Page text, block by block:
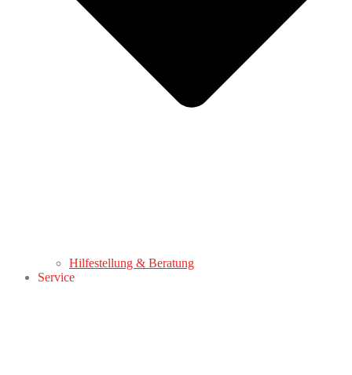
Hilfestellung & Beratung
Service